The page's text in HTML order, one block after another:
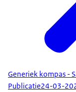
Generiek kompas -
Publicatie24-03-